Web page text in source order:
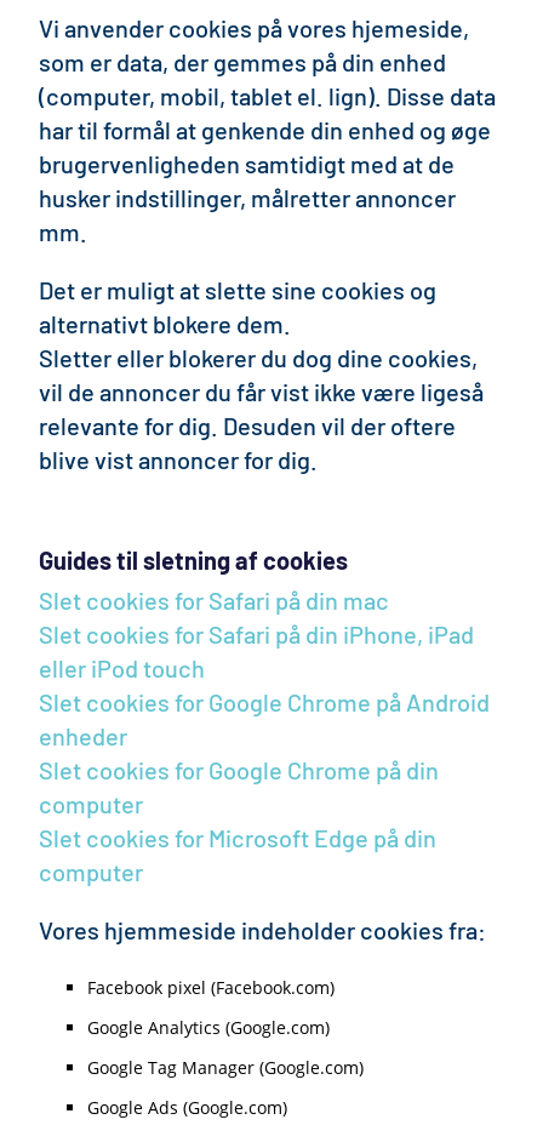
Vi anvender cookies på vores hjemeside,
som er data, der gemmes på din enhed
(computer, mobil, tablet el. lign). Disse data
har til formål at genkende din enhed og øge
brugervenligheden samtidigt med at de
husker indstillinger, målretter annoncer
mm.
Det er muligt at slette sine cookies og
alternativt blokere dem.
Sletter eller blokerer du dog dine cookies,
vil de annoncer du får vist ikke være ligeså
relevante for dig. Desuden vil der oftere
blive vist annoncer for dig.
Guides til sletning af cookies
Slet cookies for Safari på din mac
Slet cookies for Safari på din iPhone, iPad
eller iPod touch
Slet cookies for Google Chrome på Android
enheder
Slet cookies for Google Chrome på din
computer
Slet cookies for Microsoft Edge på din
computer
Vores hjemmeside indeholder cookies fra:
Facebook pixel (Facebook.com)
Google Analytics (Google.com)
Google Tag Manager (Google.com)
Google Ads (Google.com)